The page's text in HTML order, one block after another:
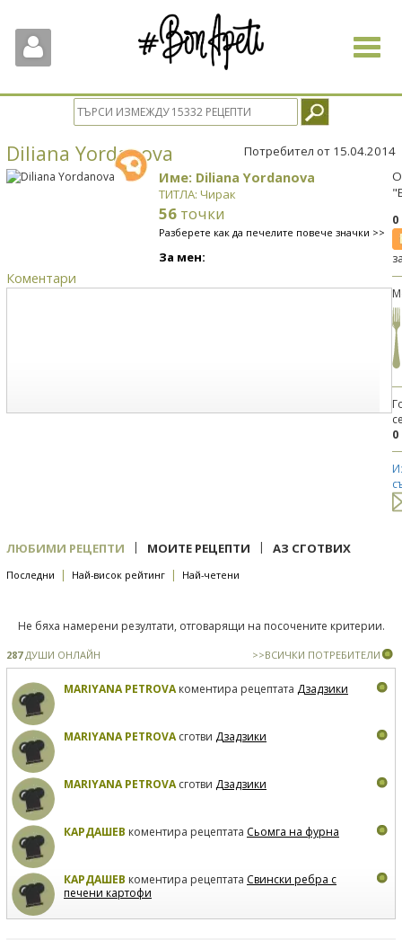
Toggle
Diliana Yordanova Потребител от 15.04.2014
Име: Diliana Yordanova
ТИТЛА: Чирак
56 точки
Разберете как да печелите повече значки >>
За мен:
Коментари
0
ЛЮБИМИ РЕЦЕПТИ | МОИТЕ РЕЦЕПТИ | АЗ СГОТВИХ
Последни | Най-висок рейтинг | Най-четени
Не бяха намерени резултати, отговарящи на посочените критерии.
287ДУШИ ОНЛАЙН >>ВСИЧКИ ПОТРЕБИТЕЛИ
MARIYANA PETROVAкоментира рецептата Дзадзики
MARIYANA PETROVAсготви Дзадзики
MARIYANA PETROVAсготви Дзадзики
КАРДАШЕВ коментира рецептата Сьомга на фурна
КАРДАШЕВ коментира рецептата Свински ребра с
печени картофи